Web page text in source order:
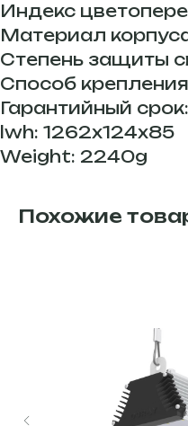
Индекс
Материал
Степень защиты
Способ
Гарантийный
lwh: 1262x124x85
Weight: 2240g
Похожие